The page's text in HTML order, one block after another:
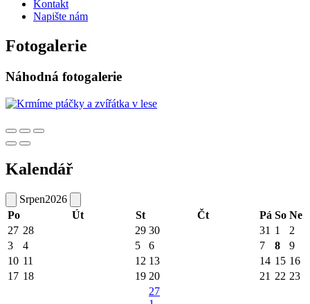
Kontakt
Napište nám
Fotogalerie
Náhodná fotogalerie
Kalendář
Srpen2026
Po
Út St Čt Pá So Ne
27 28 29 30 31 1
2
3
4 5 6 7 8
9
10 11 12 13 14 15 16
17 18 19 20 21 22 23
27